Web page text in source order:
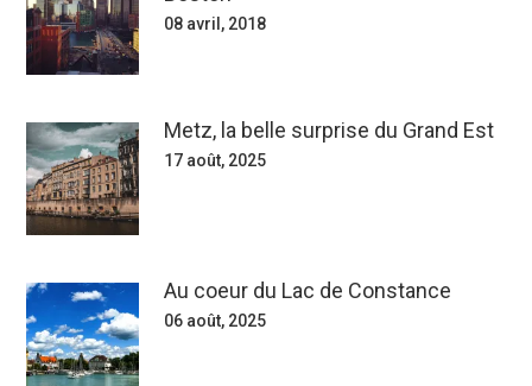
08 avril, 2018
Metz, la belle surprise du Grand Est
17 août, 2025
Au coeur du Lac de Constance
06 août, 2025